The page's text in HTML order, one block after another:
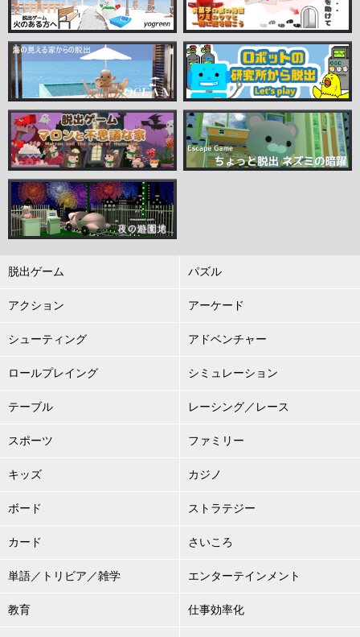
脱出ゲーム パズル
アクション アーケード
シューティング アドベンチャー
ロールプレイング シミュレーション
テーブル レーシング／レース
スポーツ ファミリー
キッズ カジノ
ボード ストラテジー
カード さいころ
単語／トリビア／雑学 エンターテインメント
教育 仕事効率化